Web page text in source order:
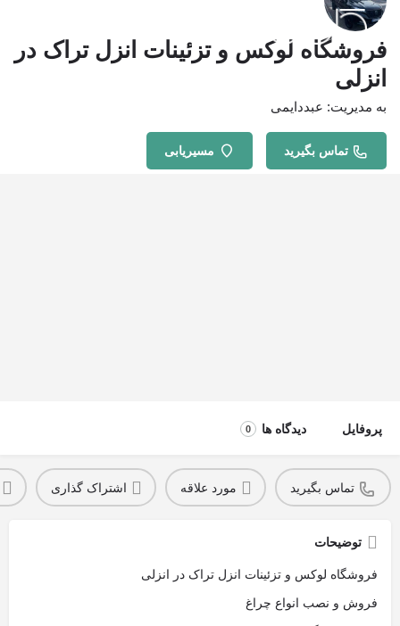
فروشگاه لوکس و تزئینات انزل تراک در
انزلی
به مدیریت: عبددایمی
تماس بگیرید مسیریابی
پروفایل دیدگاه ها 0
تماس بگیرید مورد علاقه اشتراک گذاری
توضیحات
فروشگاه لوکس و تزئینات انزل تراک در انزلی
فروش و نصب انواع چراغ